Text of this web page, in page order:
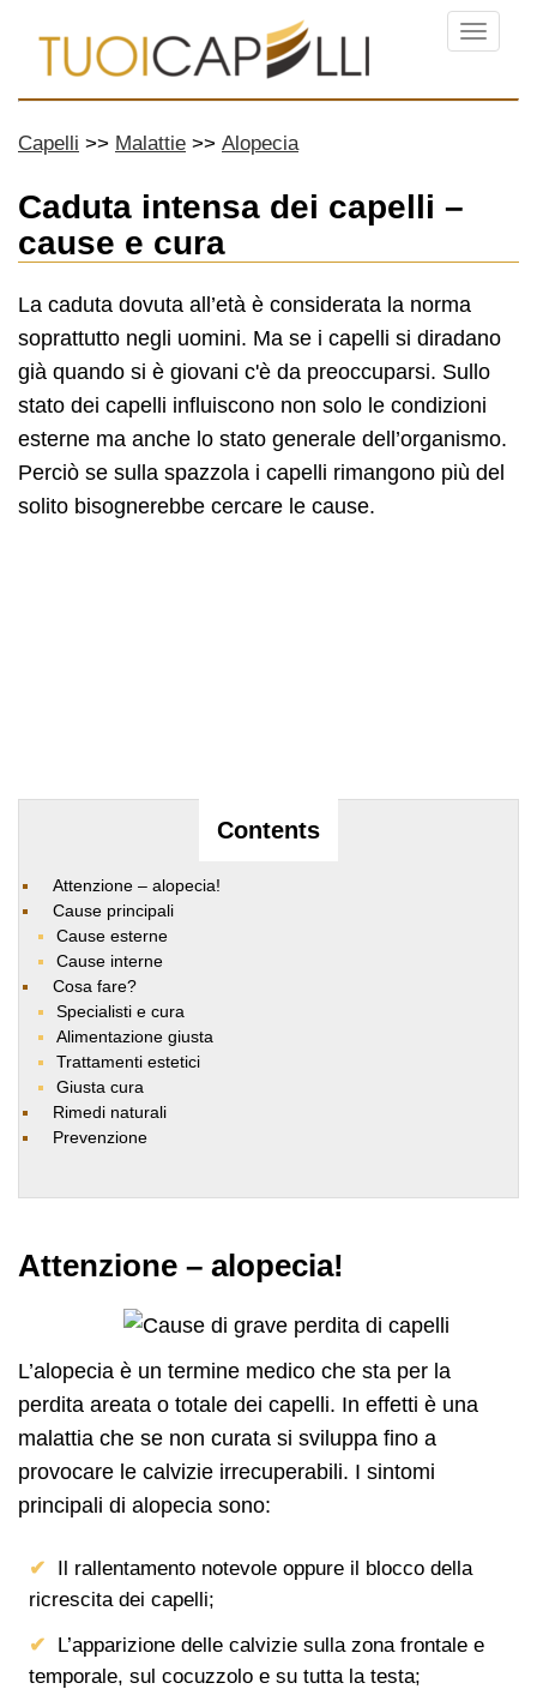
Menu
Capelli Malattie Alopecia
Caduta intensa dei capelli –
cause e cura
La caduta dovuta all’età è considerata la norma
soprattutto negli uomini. Ma se i capelli si diradano
già quando si è giovani c'è da preoccuparsi. Sullo
stato dei capelli influiscono non solo le condizioni
esterne ma anche lo stato generale dell’organismo.
Perciò se sulla spazzola i capelli rimangono più del
solito bisognerebbe cercare le cause.
Contents
Attenzione – alopecia!
Cause principali
Cause esterne
Cause interne
Cosa fare?
Specialisti e cura
Alimentazione giusta
Trattamenti estetici
Giusta cura
Rimedi naturali
Prevenzione
Attenzione – alopecia!
L’alopecia è un termine medico che sta per la
perdita areata o totale dei capelli. In effetti è una
malattia che se non curata si sviluppa fino a
provocare le calvizie irrecuperabili. I sintomi
principali di alopecia sono:
Il rallentamento notevole oppure il blocco della
ricrescita dei capelli;
L’apparizione delle calvizie sulla zona frontale e
temporale, sul cocuzzolo e su tutta la testa;